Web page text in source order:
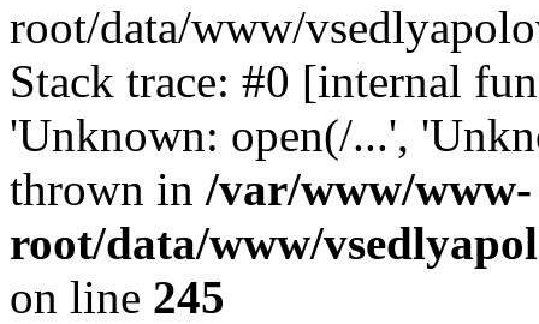
root/data/www/
Stack trace: #0 [internal
'Unknown: open(/...',
thrown in /var/www/www-
root/data/www/
on line 245